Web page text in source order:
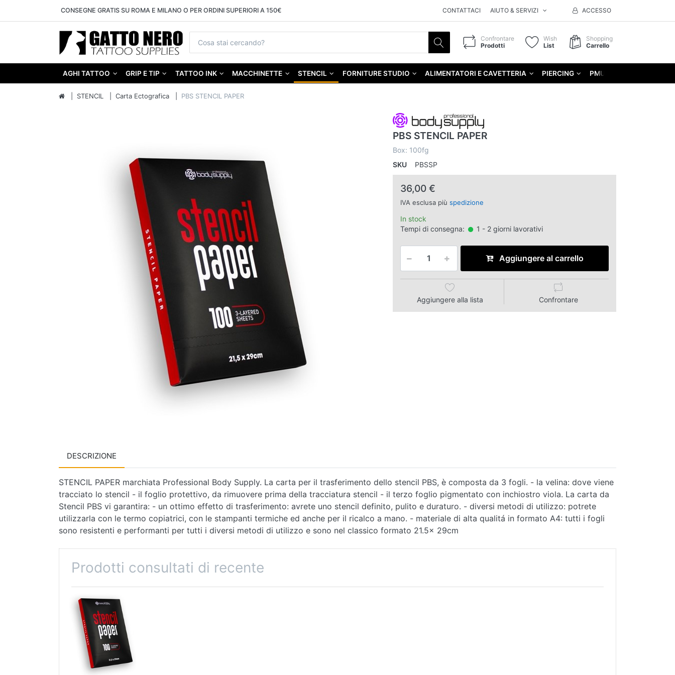
CONSEGNE GRATIS SU ROMA E MILANO O PER ORDINI SUPERIORI A 150€ CONTATTACI AIUTO & SERVIZI ACCESSO
Confrontare
Prodotti
Wish
List
Shopping
Carrello
AGHI TATTOO GRIP E TIP TATTOO INK MACCHINETTE STENCIL FORNITURE STUDIO ALIMENTATORI E CAVETTERIA PIERCING PMU
STENCIL Carta Ectografica PBS STENCIL PAPER
PBS STENCIL PAPER
Box: 100fg
SKU
PBSSP
36,00 €
IVA esclusa più spedizione
In stock
Tempi di consegna:
1 - 2 giorni lavorativi
Aggiungere al carrello
Aggiungere alla lista Confrontare
DESCRIZIONE
STENCIL PAPER marchiata Professional Body Supply. La carta per il trasferimento dello stencil PBS, è composta da 3 fogli. - la velina: dove viene
tracciato lo stencil - il foglio protettivo, da rimuovere prima della tracciatura stencil - il terzo foglio pigmentato con inchiostro viola. La carta da
Stencil PBS vi garantira: - un ottimo effetto di trasferimento: avrete uno stencil definito, pulito e duraturo. - diversi metodi di utilizzo: potrete
utilizzarla con le termo copiatrici, con le stampanti termiche ed anche per il ricalco a mano. - materiale di alta qualitá in formato A4: tutti i fogli
sono resistenti e performanti per tutti i diversi metodi di utilizzo e sono nel classico formato 21.5x 29cm
Prodotti consultati di recente